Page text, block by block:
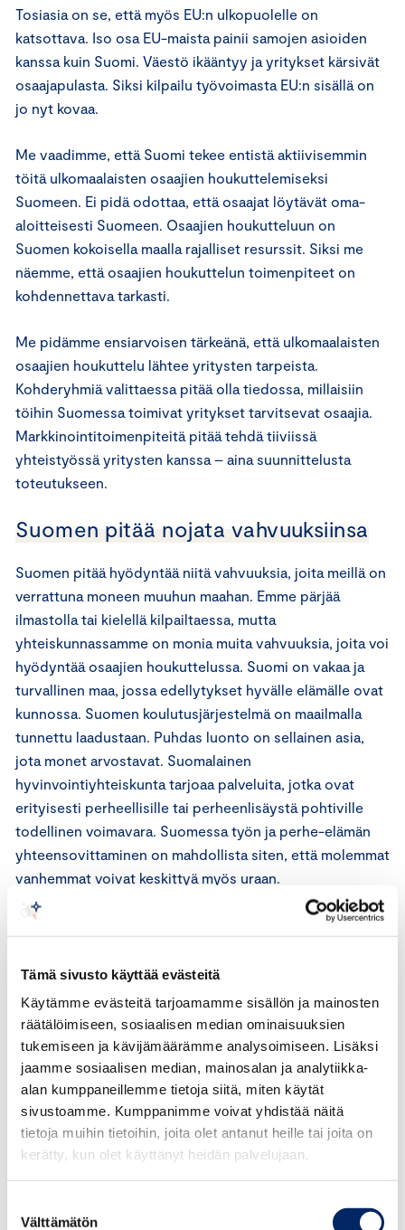
Tämä sivusto käyttää evästeitä
Käytämme evästeitä tarjoamamme sisällön ja mainosten
räätälöimiseen, sosiaalisen median ominaisuuksien
tukemiseen ja kävijämäärämme analysoimiseen. Lisäksi
jaamme sosiaalisen median, mainosalan ja analytiikka-
alan kumppaneillemme tietoja siitä, miten käytät
sivustoamme. Kumppanimme voivat yhdistää näitä
tietoja muihin tietoihin, joita olet antanut heille tai joita on
kerätty, kun olet käyttänyt heidän palvelujaan.
valinta
Välttämätön
Tosiasia on se, että myös EU:n ulkopuolelle on
katsottava. Iso osa EU-maista painii samojen asioiden
kanssa kuin Suomi. Väestö ikääntyy ja yritykset kärsivät
osaajapulasta. Siksi kilpailu työvoimasta EU:n sisällä on
jo nyt kovaa.
Me vaadimme, että Suomi tekee entistä aktiivisemmin
töitä ulkomaalaisten osaajien houkuttelemiseksi
Suomeen. Ei pidä odottaa, että osaajat löytävät oma-
aloitteisesti Suomeen. Osaajien houkutteluun on
Suomen kokoisella maalla rajalliset resurssit. Siksi me
näemme, että osaajien houkuttelun toimenpiteet on
kohdennettava tarkasti.
Me pidämme ensiarvoisen tärkeänä, että ulkomaalaisten
osaajien houkuttelu lähtee yritysten tarpeista.
Kohderyhmiä valittaessa pitää olla tiedossa, millaisiin
töihin Suomessa toimivat yritykset tarvitsevat osaajia.
Markkinointitoimenpiteitä pitää tehdä tiiviissä
yhteistyössä yritysten kanssa – aina suunnittelusta
toteutukseen.
Suomen pitää nojata vahvuuksiinsa
Suomen pitää hyödyntää niitä vahvuuksia, joita meillä on
verrattuna moneen muuhun maahan. Emme pärjää
ilmastolla tai kielellä kilpailtaessa, mutta
yhteiskunnassamme on monia muita vahvuuksia, joita voi
hyödyntää osaajien houkuttelussa. Suomi on vakaa ja
turvallinen maa, jossa edellytykset hyvälle elämälle ovat
kunnossa. Suomen koulutusjärjestelmä on maailmalla
tunnettu laadustaan. Puhdas luonto on sellainen asia,
jota monet arvostavat. Suomalainen
hyvinvointiyhteiskunta tarjoaa palveluita, jotka ovat
erityisesti perheellisille tai perheenlisäystä pohtiville
todellinen voimavara. Suomessa työn ja perhe-elämän
yhteensovittaminen on mahdollista siten, että molemmat
vanhemmat voivat keskittyä myös uraan.
Ulkomaalaisten osaajien houkutteleminen vaatii myös,
kansainvälisemmäksi. Yhteiskunnan asenteilla ja
mielikuvilla on merkitystä houkuttelevuuden kannalta.
Meidän näkemyksemme mukaan työelämän on oltava
valmis kansainvälistymään, jotta kynnys ulkomaalaisille
osaajille tulle työskentelemään Suomeen laskee riittävän
matalalle.